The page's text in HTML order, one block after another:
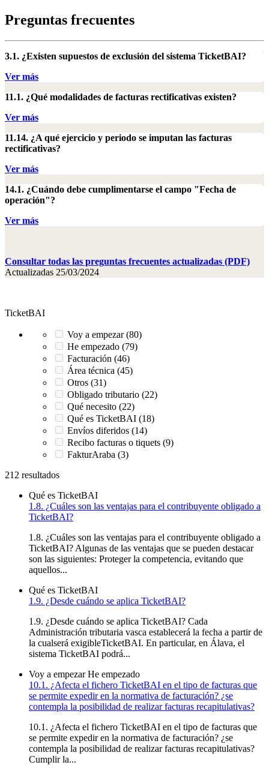
Preguntas frecuentes
3.1. ¿Existen supuestos de exclusión del sistema TicketBAI?
Ver más
11.1. ¿Qué modalidades de facturas rectificativas existen?
Ver más
11.14. ¿A qué ejercicio y periodo se imputan las facturas
rectificativas?
Ver más
14.1. ¿Cuándo debe cumplimentarse el campo "Fecha de
operación"?
Ver más
Consultar todas las preguntas frecuentes actualizadas (PDF)
Actualizadas 25/03/2024
TicketBAI
Voy a empezar (80)
He empezado (79)
Facturación (46)
Área técnica (45)
Otros (31)
Obligado tributario (22)
Qué necesito (22)
Qué es TicketBAI (18)
Envíos diferidos (14)
Recibo facturas o tiquets (9)
FakturAraba (3)
212 resultados
Qué es TicketBAI
1.8. ¿Cuáles son las ventajas para el contribuyente obligado a
TicketBAI?
1.8. ¿Cuáles son las ventajas para el contribuyente obligado a
TicketBAI? Algunas de las ventajas que se pueden destacar
son las siguientes: Proteger la competencia, evitando que
aquellos...
Qué es TicketBAI
1.9. ¿Desde cuándo se aplica TicketBAI?
1.9. ¿Desde cuándo se aplica TicketBAI? Cada
Administración tributaria vasca establecerá la fecha a partir de
la cualserá exigibleTicketBAI. En particular, en Álava, el
sistema TicketBAI podrá...
Voy a empezar He empezado
10.1. ¿Afecta el fichero TicketBAI en el tipo de facturas que
se permite expedir en la normativa de facturación? ¿se
contempla la posibilidad de realizar facturas recapitulativas?
10.1. ¿Afecta el fichero TicketBAI en el tipo de facturas que
se permite expedir en la normativa de facturación? ¿se
contempla la posibilidad de realizar facturas recapitulativas?
Cumplir la...